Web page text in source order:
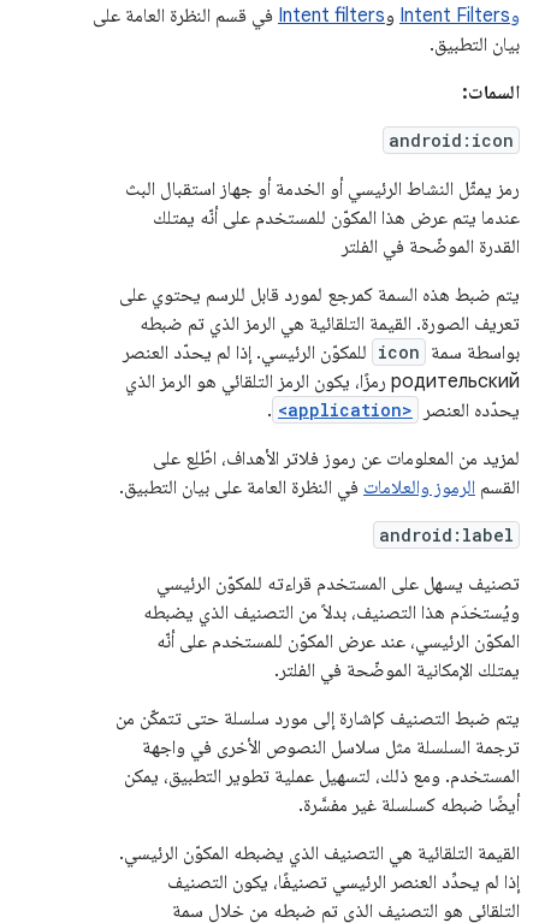
وIntent Filters
وIntent filters في قسم النظرة العامة على
بيان التطبيق.
السمات:
android:icon
رمز يمثّل النشاط الرئيسي أو الخدمة أو جهاز استقبال البث
عندما يتم عرض هذا المكوّن للمستخدم على أنّه يمتلك
القدرة الموضّحة في الفلتر
يتم ضبط هذه السمة كمرجع لمورد قابل للرسم يحتوي على
تعريف الصورة. القيمة التلقائية هي الرمز الذي تم ضبطه
بواسطة سمة icon للمكوّن الرئيسي. إذا لم يحدّد العنصر
родительский رمزًا، يكون الرمز التلقائي هو الرمز الذي
يحدّده العنصر
<application>
.
لمزيد من المعلومات عن رموز فلاتر الأهداف، اطّلِع على
القسم الرموز والعلامات في النظرة العامة على بيان التطبيق.
android:label
تصنيف يسهل على المستخدم قراءته للمكوّن الرئيسي
ويُستخدَم هذا التصنيف، بدلاً من التصنيف الذي يضبطه
المكوّن الرئيسي، عند عرض المكوّن للمستخدم على أنّه
يمتلك الإمكانية الموضّحة في الفلتر.
يتم ضبط التصنيف كإشارة إلى مورد سلسلة حتى تتمكّن من
ترجمة السلسلة مثل سلاسل النصوص الأخرى في واجهة
المستخدم. ومع ذلك، لتسهيل عملية تطوير التطبيق، يمكن
أيضًا ضبطه كسلسلة غير مفسَّرة.
القيمة التلقائية هي التصنيف الذي يضبطه المكوّن الرئيسي.
إذا لم يحدِّد العنصر الرئيسي تصنيفًا، يكون التصنيف
التلقائي هو التصنيف الذي تم ضبطه من خلال سمة